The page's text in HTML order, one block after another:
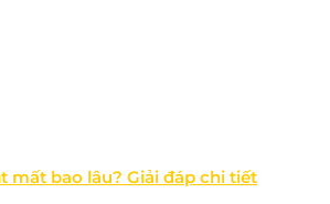
mất bao lâu? Giải đáp chi tiết